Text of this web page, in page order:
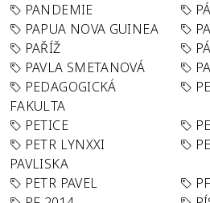
PANDEMIE
PAPUA NOVA GUINEA
PAŘÍŽ
PAVLA SMETANOVÁ
PEDAGOGICKÁ
FAKULTA
PETICE
PETR LYNXXI
PAVLISKA
PETR PAVEL
PF